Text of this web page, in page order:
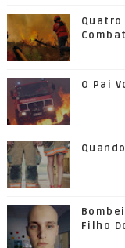
Quatro
O Pai
Filho